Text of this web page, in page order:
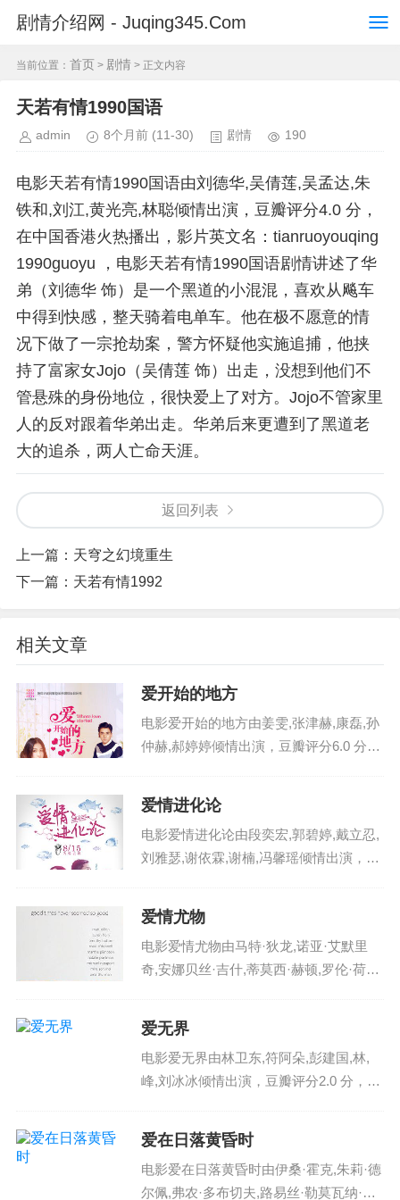
剧情介绍网 - Juqing345.Com
当前位置： 首页 > 剧情 > 正文内容
天若有情1990国语
admin 8个月前 (11-30) 剧情 190
电影天若有情1990国语由刘德华,吴倩莲,吴孟达,朱
铁和,刘江,黄光亮,林聪倾情出演，豆瓣评分4.0 分，
在中国香港火热播出，影片英文名：tianruoyouqing
1990guoyu ，电影天若有情1990国语剧情讲述了华
弟（刘德华 饰）是一个黑道的小混混，喜欢从飚车
中得到快感，整天骑着电单车。他在极不愿意的情
况下做了一宗抢劫案，警方怀疑他实施追捕，他挟
持了富家女Jojo（吴倩莲 饰）出走，没想到他们不
管悬殊的身份地位，很快爱上了对方。Jojo不管家里
人的反对跟着华弟出走。华弟后来更遭到了黑道老
大的追杀，两人亡命天涯。
返回列表
上一篇： 天穹之幻境重生
下一篇： 天若有情1992
相关文章
爱开始的地方
电影爱开始的地方由姜雯,张津赫,康磊,孙
仲赫,郝婷婷倾情出演，豆瓣评分6.0 分，
述了该剧讲述了一个女孩与三个...
爱情进化论
电影爱情进化论由段奕宏,郭碧婷,戴立忍,
刘雅瑟,谢依霖,谢楠,冯馨瑶倾情出演，豆
化论剧情讲述了正值适婚年...
爱情尤物
电影爱情尤物由马特·狄龙,诺亚·艾默里
奇,安娜贝丝·吉什,蒂莫西·赫顿,罗伦·荷莉,
倾情出演，豆瓣评分10.0 分...
爱无界
电影爱无界由林卫东,符阿朵,彭建国,林,
峰,刘冰冰倾情出演，豆瓣评分2.0 分，在
影。讲述一对法国男女在异地台湾旅游结
识...
爱在日落黄昏时
电影爱在日落黄昏时由伊桑·霍克,朱莉·德
尔佩,弗农·多布切夫,路易丝·勒莫瓦纳·托